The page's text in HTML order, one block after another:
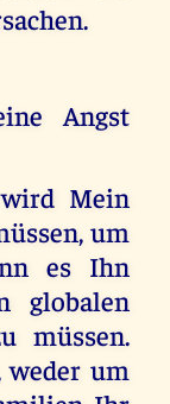
Angst
Mein
um
es Ihn
globalen
müssen.
weder um